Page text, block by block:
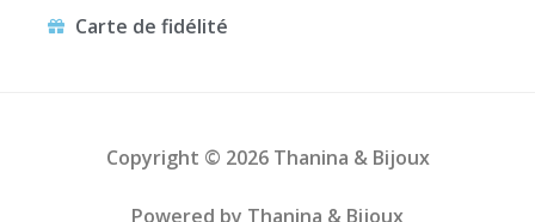
Carte de fidélité
Copyright © 2026 Thanina & Bijoux
Powered by Thanina & Bijoux